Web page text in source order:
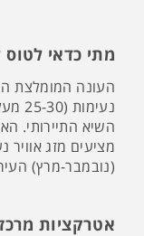
מתי כדאי לטוס
העונה המומלצת
השיא התיירותי.
מציעים מזג אוויר
(נובמבר-מרץ)
אטרקציות